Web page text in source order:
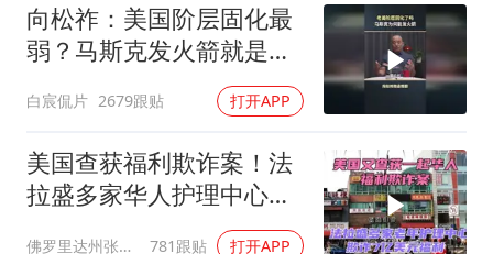
向松祚：美国阶层固化最
弱？马斯克发火箭就是答
白宸侃片 2679跟贴 打开APP
美国查获福利欺诈案！法
拉盛多家华人护理中心欺
佛罗里达州张司令 781跟贴 打开APP